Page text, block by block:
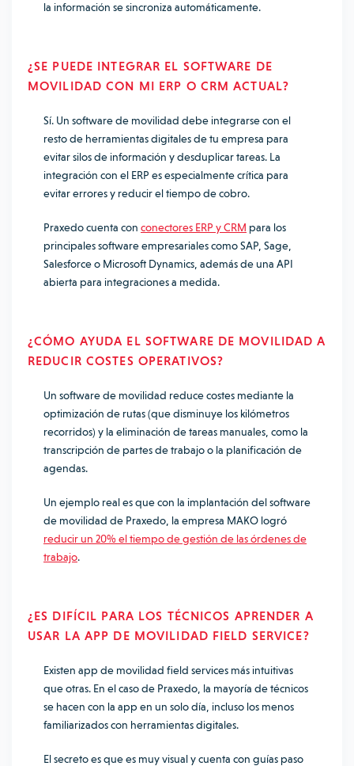
la información se sincroniza automáticamente.
¿SE PUEDE INTEGRAR EL SOFTWARE DE
MOVILIDAD CON MI ERP O CRM ACTUAL?
Sí. Un software de movilidad debe integrarse con el
resto de herramientas digitales de tu empresa para
evitar silos de información y desduplicar tareas. La
integración con el ERP es especialmente crítica para
evitar errores y reducir el tiempo de cobro.
Praxedo cuenta con conectores ERP y CRM para los
principales software empresariales como SAP, Sage,
Salesforce o Microsoft Dynamics, además de una API
abierta para integraciones a medida.
¿CÓMO AYUDA EL SOFTWARE DE MOVILIDAD A
REDUCIR COSTES OPERATIVOS?
Un software de movilidad reduce costes mediante la
optimización de rutas (que disminuye los kilómetros
recorridos) y la eliminación de tareas manuales, como la
transcripción de partes de trabajo o la planificación de
agendas.
Un ejemplo real es que con la implantación del software
de movilidad de Praxedo, la empresa MAKO logró
reducir un 20% el tiempo de gestión de las órdenes de
trabajo.
¿ES DIFÍCIL PARA LOS TÉCNICOS APRENDER A
USAR LA APP DE MOVILIDAD FIELD SERVICE?
Existen app de movilidad field services más intuitivas
que otras. En el caso de Praxedo, la mayoría de técnicos
se hacen con la app en un solo día, incluso los menos
familiarizados con herramientas digitales.
El secreto es que es muy visual y cuenta con guías paso